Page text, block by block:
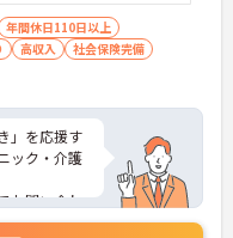
年間休日110日以上
高収入
社会保険完備
」を応援す
ック・介護
お問い合わ
す！